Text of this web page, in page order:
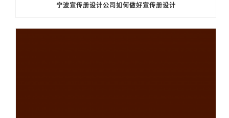
宁波宣传册设计公司如何做好宣传册设计